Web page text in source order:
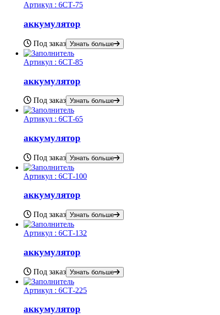
Артикул : 6СТ-75
аккумулятор
Под заказ Узнать больше
Артикул : 6СТ-85
аккумулятор
Под заказ Узнать больше
Артикул : 6СТ-65
аккумулятор
Под заказ Узнать больше
Артикул : 6СТ-100
аккумулятор
Под заказ Узнать больше
Артикул : 6СТ-132
аккумулятор
Под заказ Узнать больше
Артикул : 6СТ-225
аккумулятор